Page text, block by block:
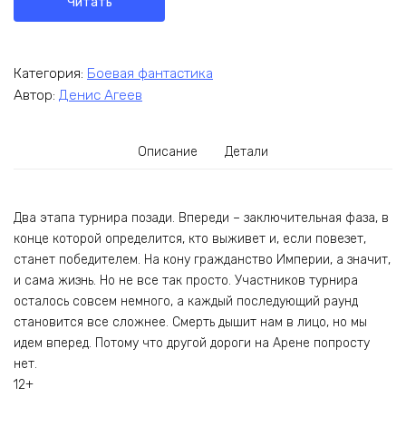
Категория: Боевая фантастика
Автор: Денис Агеев
Описание Детали
Два этапа турнира позади. Впереди – заключительная фаза, в
конце которой определится, кто выживет и, если повезет,
станет победителем. На кону гражданство Империи, а значит,
и сама жизнь. Но не все так просто. Участников турнира
осталось совсем немного, а каждый последующий раунд
становится все сложнее. Смерть дышит нам в лицо, но мы
идем вперед. Потому что другой дороги на Арене попросту
нет.
12+